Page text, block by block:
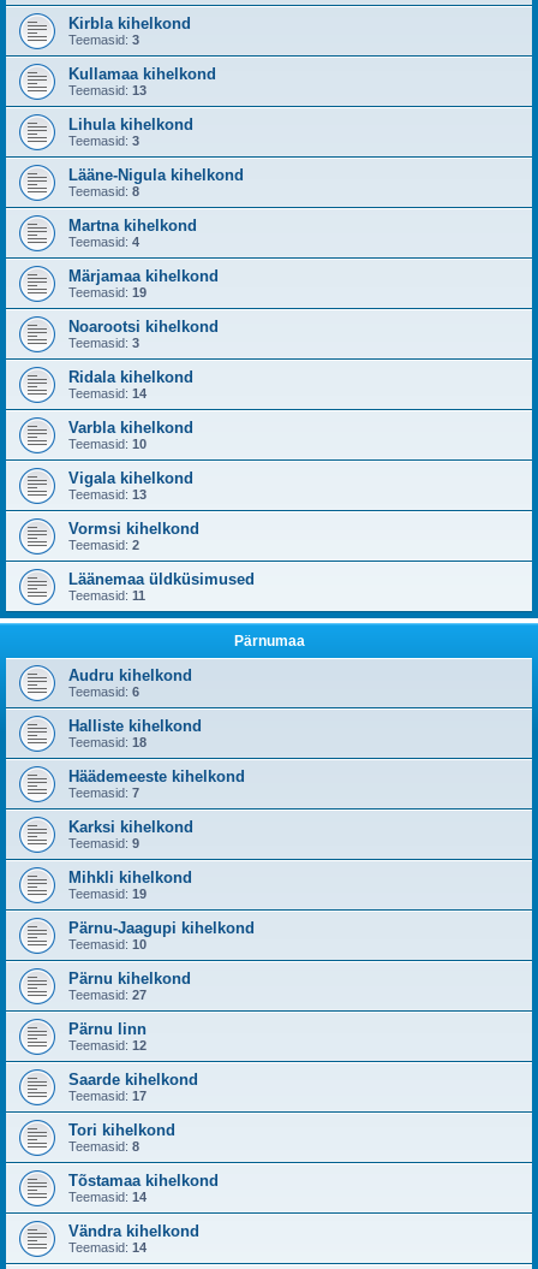
Kirbla kihelkond
Teemasid: 3
Kullamaa kihelkond
Teemasid: 13
Lihula kihelkond
Teemasid: 3
Lääne-Nigula kihelkond
Teemasid: 8
Martna kihelkond
Teemasid: 4
Märjamaa kihelkond
Teemasid: 19
Noarootsi kihelkond
Teemasid: 3
Ridala kihelkond
Teemasid: 14
Varbla kihelkond
Teemasid: 10
Vigala kihelkond
Teemasid: 13
Vormsi kihelkond
Teemasid: 2
Läänemaa üldküsimused
Teemasid: 11
Pärnumaa
Audru kihelkond
Teemasid: 6
Halliste kihelkond
Teemasid: 18
Häädemeeste kihelkond
Teemasid: 7
Karksi kihelkond
Teemasid: 9
Mihkli kihelkond
Teemasid: 19
Pärnu-Jaagupi kihelkond
Teemasid: 10
Pärnu kihelkond
Teemasid: 27
Pärnu linn
Teemasid: 12
Saarde kihelkond
Teemasid: 17
Tori kihelkond
Teemasid: 8
Tõstamaa kihelkond
Teemasid: 14
Vändra kihelkond
Teemasid: 14